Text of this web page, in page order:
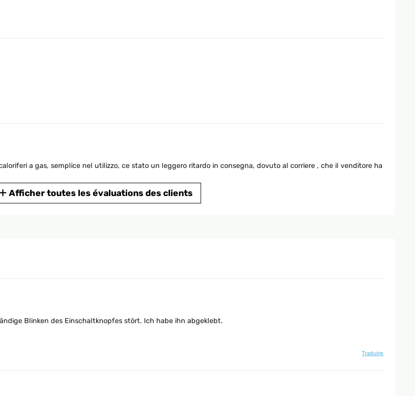
a gas, semplice nel utilizzo, ce stato un leggero ritardo in consegna, dovuto al corriere , che il venditore ha
Afficher toutes les évaluations des clients
Blinken des Einschaltknopfes stört. Ich habe ihn abgeklebt.
Traduire